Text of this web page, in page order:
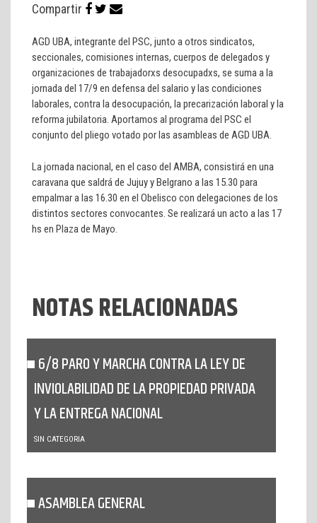
Compartir
AGD UBA, integrante del PSC, junto a otros sindicatos,
seccionales, comisiones internas, cuerpos de delegados y
organizaciones de trabajadorxs desocupadxs, se suma a la
jornada del 17/9 en defensa del salario y las condiciones
laborales, contra la desocupación, la precarización laboral y la
reforma jubilatoria. Aportamos al programa del PSC el
conjunto del pliego votado por las asambleas de AGD UBA.
La jornada nacional, en el caso del AMBA, consistirá en una
caravana que saldrá de Jujuy y Belgrano a las 15.30 para
empalmar a las 16.30 en el Obelisco con delegaciones de los
distintos sectores convocantes. Se realizará un acto a las 17
hs en Plaza de Mayo.
NOTAS RELACIONADAS
6/8 PARO Y MARCHA CONTRA LA LEY DE
INVIOLABILIDAD DE LA PROPIEDAD PRIVADA
Y LA ENTREGA NACIONAL
SIN CATEGORIA
ASAMBLEA GENERAL